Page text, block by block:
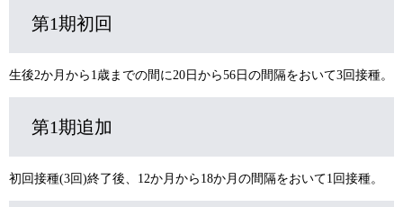
第1期初回
生後2か月から1歳までの間に20日から56日の間隔をおいて3回接種。
第1期追加
初回接種(3回)終了後、12か月から18か月の間隔をおいて1回接種。